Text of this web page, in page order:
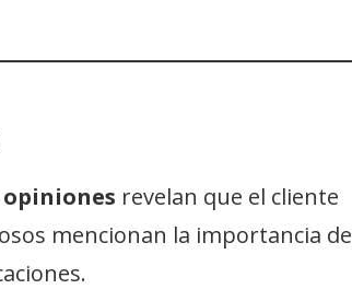
revelan que el cliente
mencionan la importancia de